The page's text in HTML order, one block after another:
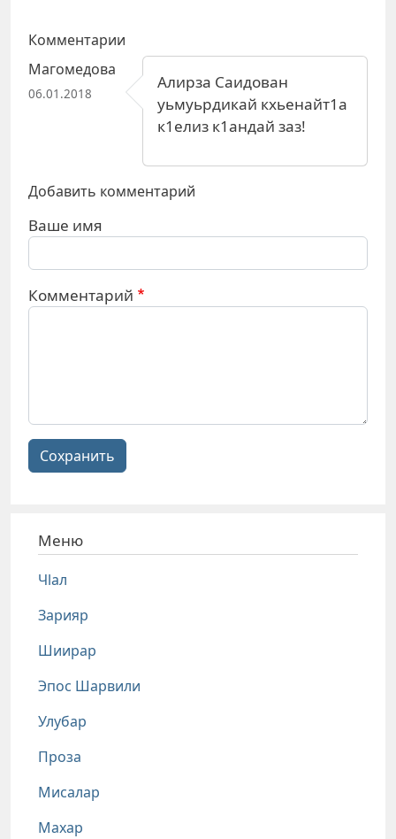
Комментарии
Магомедова
06.01.2018
Алирза Саидован
уьмуьрдикай кхьенайт1а
к1елиз к1андай заз!
Добавить комментарий
Ваше имя
Комментарий
Сохранить
Меню
Чlал
Зарияр
Шиирар
Эпос Шарвили
Улубар
Проза
Мисалар
Махар